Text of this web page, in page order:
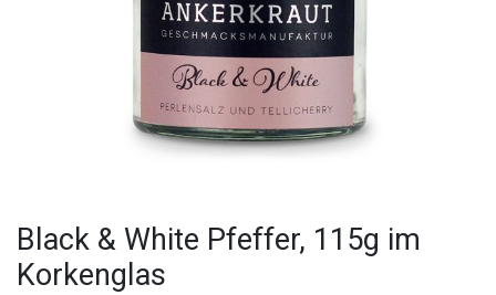
Black & White Pfeffer, 115g im
Korkenglas